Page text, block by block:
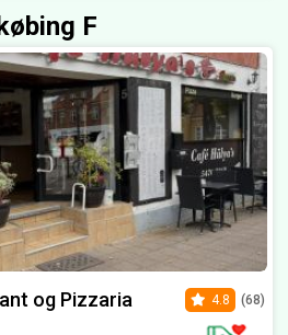
F
og Pizzaria
4.8 (68)